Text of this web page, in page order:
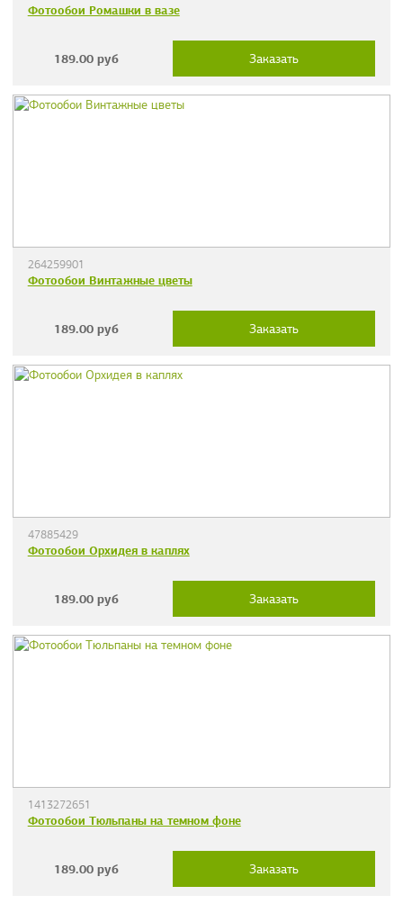
Фотообои Ромашки в вазе
189.00 руб Заказать
264259901
Фотообои Винтажные цветы
189.00 руб Заказать
47885429
Фотообои Орхидея в каплях
189.00 руб Заказать
1413272651
Фотообои Тюльпаны на темном фоне
189.00 руб Заказать